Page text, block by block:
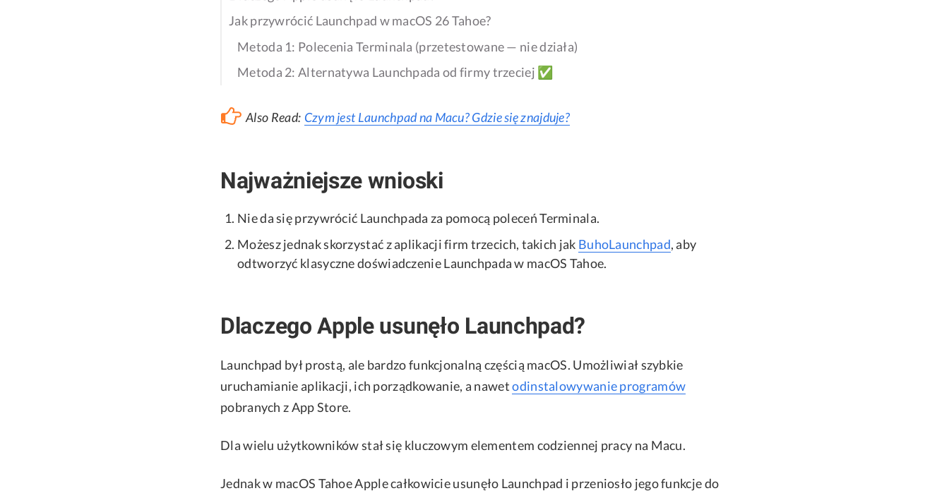
Jak przywrócić Launchpad w macOS 26 Tahoe?
Metoda 1: Polecenia Terminala (przetestowane — nie działa)
Metoda 2: Alternatywa Launchpada od firmy trzeciej ✅
Also Read: Czym jest Launchpad na Macu? Gdzie się znajduje?
Najważniejsze wnioski
Nie da się przywrócić Launchpada za pomocą poleceń Terminala.
Możesz jednak skorzystać z aplikacji firm trzecich, takich jak BuhoLaunchpad, aby
odtworzyć klasyczne doświadczenie Launchpada w macOS Tahoe.
Dlaczego Apple usunęło Launchpad?
Launchpad był prostą, ale bardzo funkcjonalną częścią macOS. Umożliwiał szybkie
uruchamianie aplikacji, ich porządkowanie, a nawetodinstalowywanie programów
pobranych z App Store.
Dla wielu użytkowników stał się kluczowym elementem codziennej pracy na Macu.
Jednak w macOS Tahoe Apple całkowicie usunęło Launchpad i przeniosło jego funkcje do